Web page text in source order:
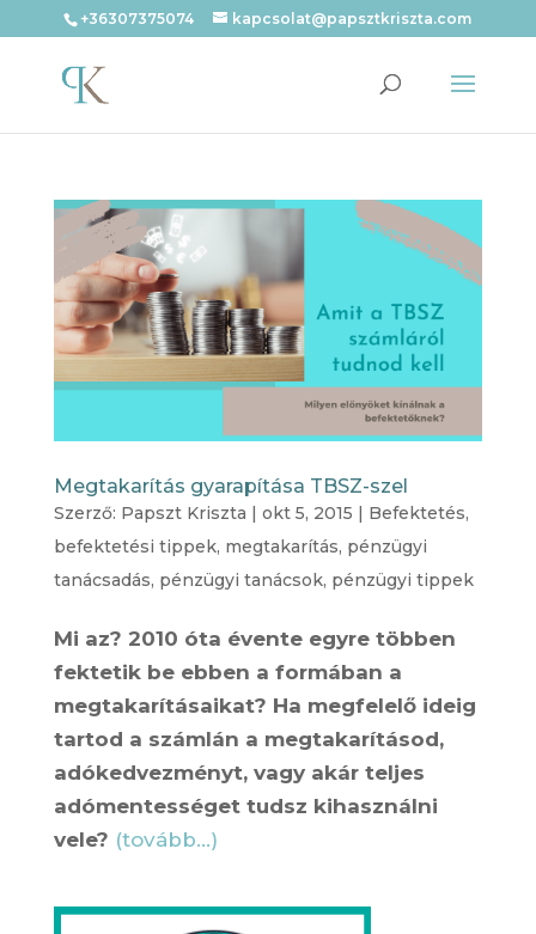
+36307375074 kapcsolat@papsztkriszta.com
Megtakarítás gyarapítása TBSZ-szel
Szerző: Papszt Kriszta | okt 5, 2015 | Befektetés,
befektetési tippek, megtakarítás, pénzügyi
tanácsadás, pénzügyi tanácsok, pénzügyi tippek
Mi az? 2010 óta évente egyre többen
fektetik be ebben a formában a
megtakarításaikat? Ha megfelelő ideig
tartod a számlán a megtakarításod,
adókedvezményt, vagy akár teljes
adómentességet tudsz kihasználni
vele? (tovább…)